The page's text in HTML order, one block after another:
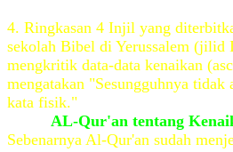
4. Ringkasan 4 Injil yang
sekolah Bibel di Yerussalem (jilid
mengkritik data-data kenaikan
mengatakan "Sesungguhnya tidak
kata fisik."
AL-Qur'an tentang
Sebenarnya Al-Qur'an sudah